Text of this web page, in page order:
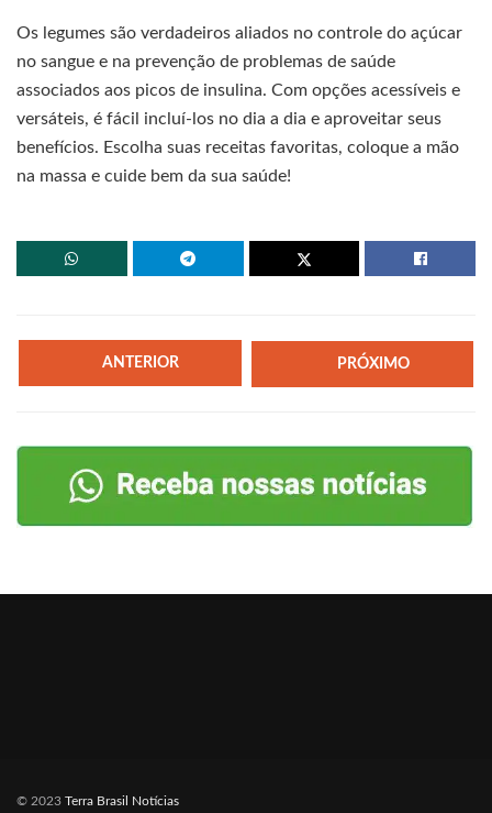
Os legumes são verdadeiros aliados no controle do açúcar
no sangue e na prevenção de problemas de saúde
associados aos picos de insulina. Com opções acessíveis e
versáteis, é fácil incluí-los no dia a dia e aproveitar seus
benefícios. Escolha suas receitas favoritas, coloque a mão
na massa e cuide bem da sua saúde!
ANTERIOR PRÓXIMO
© 2023 Terra Brasil Notícias